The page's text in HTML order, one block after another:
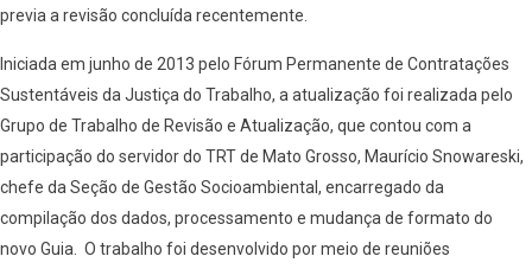
previa a revisão concluída recentemente.
Iniciada em junho de 2013 pelo Fórum Permanente de Contratações
Sustentáveis da Justiça do Trabalho, a atualização foi realizada pelo
Grupo de Trabalho de Revisão e Atualização, que contou com a
participação do servidor do TRT de Mato Grosso, Maurício Snowareski,
chefe da Seção de Gestão Socioambiental, encarregado da
compilação dos dados, processamento e mudança de formato do
novo Guia. O trabalho foi desenvolvido por meio de reuniões